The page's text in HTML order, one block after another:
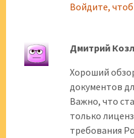
Войдите,
Дмитрий
Хороший
документов
Важно, что
только
требования